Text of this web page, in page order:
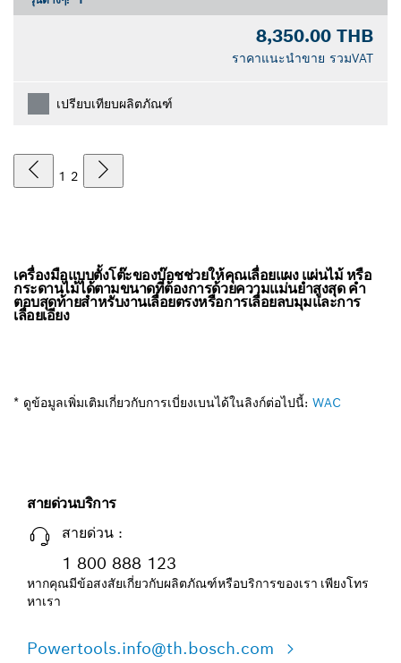
8,350.00 THB
ราคาแนะนำขาย รวมVAT
เปรียบเทียบผลิตภัณฑ์
1 2
เครื่องมือแบบตั้งโต๊ะของบ๊อชช่วยให้คุณเลื่อยแผง แผ่นไม้ หรือ
กระดานไม้ได้ตามขนาดที่ต้องการด้วยความแม่นยำสูงสุด คำ
ตอบสุดท้ายสำหรับงานเลื่อยตรงหรือการเลื่อยลบมุมและการ
เลื่อยเอียง
* ดูข้อมูลเพิ่มเติมเกี่ยวกับการเบี่ยงเบนได้ในลิงก์ต่อไปนี้: WAC
สายด่วนบริการ
สายด่วน :
1 800 888 123
หากคุณมีข้อสงสัยเกี่ยวกับผลิตภัณฑ์หรือบริการของเรา เพียงโทร
หาเรา
Powertools.info@th.bosch.com